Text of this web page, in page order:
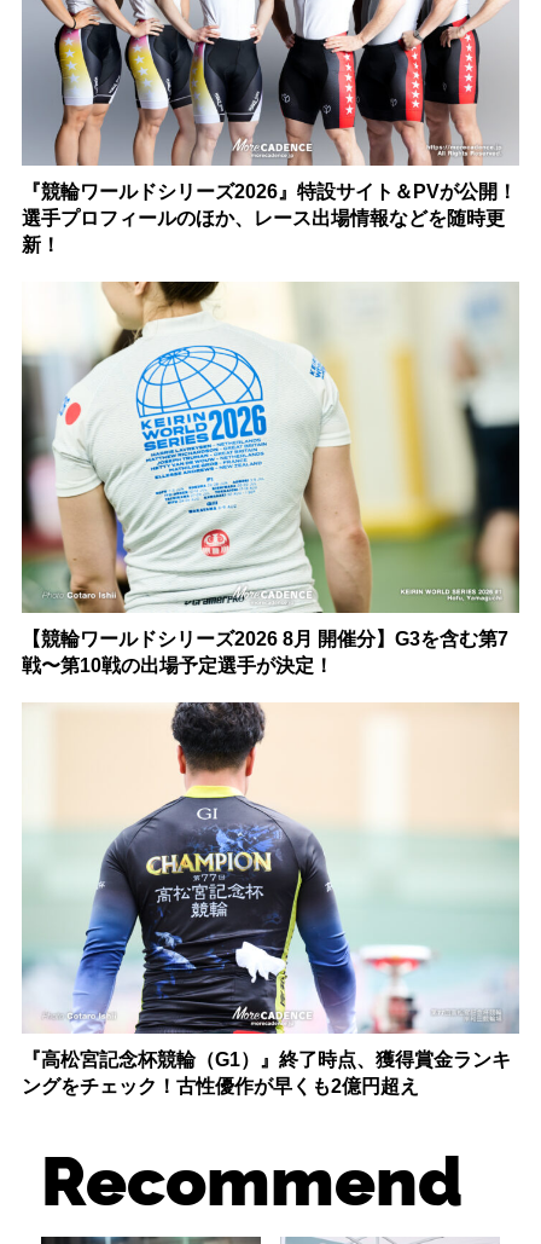
『競輪ワールドシリーズ2026』特設サイト＆PVが公開！
選手プロフィールのほか、レース出場情報などを随時更
新！
【競輪ワールドシリーズ2026 8月 開催分】G3を含む第7
戦〜第10戦の出場予定選手が決定！
『高松宮記念杯競輪（G1）』終了時点、獲得賞金ランキ
ングをチェック！古性優作が早くも2億円超え
Recommend